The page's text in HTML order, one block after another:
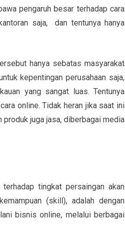
pengaruh besar terhadap cara
saja, dan tentunya hanya
hanya sebatas masyarakat
kepentingan perusahaan saja,
yang sangat luas. Tentunya
online. Tidak heran jika saat ini
juga jasa, diberbagai media
tingkat persaingan akan
(skill), adalah dengan
bisnis online, melalui berbagai